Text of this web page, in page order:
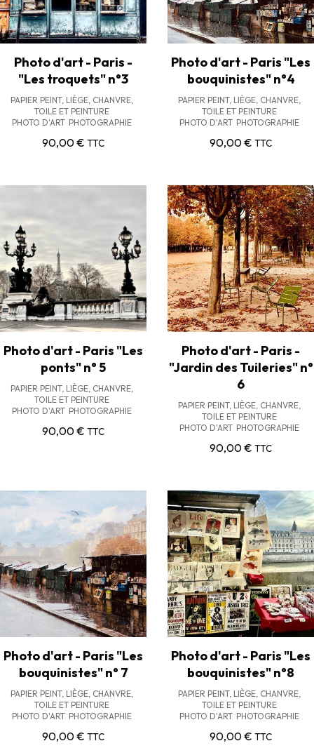
Photo d'art - Paris -
"Les troquets" n°3
PAPIER PEINT, LIÈGE, CHANVRE,
TOILE ET PEINTURE
PHOTO D'ART PHOTOGRAPHIE
90,00€ TTC
Photo d'art - Paris "Les
bouquinistes" n°4
PAPIER PEINT, LIÈGE, CHANVRE,
TOILE ET PEINTURE
PHOTO D'ART PHOTOGRAPHIE
90,00€ TTC
Photo d'art - Paris "Les
ponts" n° 5
PAPIER PEINT, LIÈGE, CHANVRE,
TOILE ET PEINTURE
PHOTO D'ART PHOTOGRAPHIE
90,00€ TTC
Photo d'art - Paris -
"Jardin des Tuileries" n°
6
PAPIER PEINT, LIÈGE, CHANVRE,
TOILE ET PEINTURE
PHOTO D'ART PHOTOGRAPHIE
90,00€ TTC
Photo d'art - Paris "Les
bouquinistes" n° 7
PAPIER PEINT, LIÈGE, CHANVRE,
TOILE ET PEINTURE
PHOTO D'ART PHOTOGRAPHIE
90,00€ TTC
Photo d'art - Paris "Les
bouquinistes" n°8
PAPIER PEINT, LIÈGE, CHANVRE,
TOILE ET PEINTURE
PHOTO D'ART PHOTOGRAPHIE
90,00€ TTC